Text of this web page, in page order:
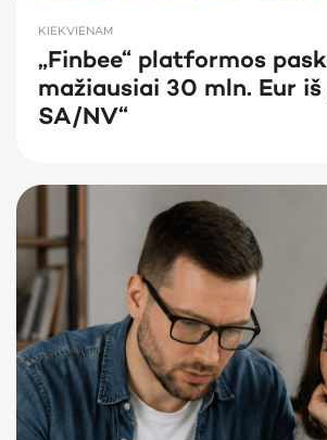
KIEKVIENAM
„Finbee“ platformos
mažiausiai 30 mln. Eur
SA/NV“